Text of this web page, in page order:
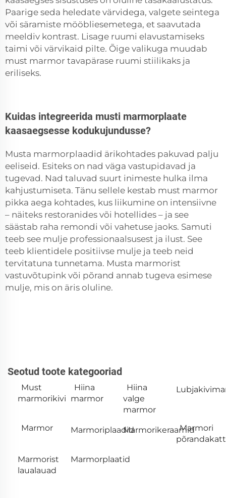
Paarige seda heledate värvidega, valgete seintega
või säramiste mööbliesemetega, et saavutada
meeldiv kontrast. Lisage ruumi elavustamiseks
taimi või värvikaid pilte. Õige valikuga muudab
must marmor tavapärase ruumi stiilikaks ja
eriliseks.
Kuidas integreerida musti marmorplaate
kaasaegsesse kodukujundusse?
Musta marmorplaadid ärikohtades pakuvad palju
eeliseid. Esiteks on nad väga vastupidavad ja
tugevad. Nad taluvad suurt inimeste hulka ilma
kahjustumiseta. Tänu sellele kestab must marmor
pikka aega kohtades, kus liikumine on intensiivne
– näiteks restoranides või hotellides – ja see
säästab raha remondi või vahetuse jaoks. Samuti
teeb see mulje professionaalsusest ja ilust. See
teeb klientidele positiivse mulje ja teeb neid
tervitatuna tunnetama. Musta marmorist
vastuvõtupink või põrand annab tugeva esimese
mulje, mis on äris oluline.
Seotud toote kategooriad
Must
marmorikivi
Hiina
marmor
Hiina
valge
marmor
Marmor MarmoriplaadidMarmorikeraamidMarmori
Marmorist
laualauad
Marmorplaatid